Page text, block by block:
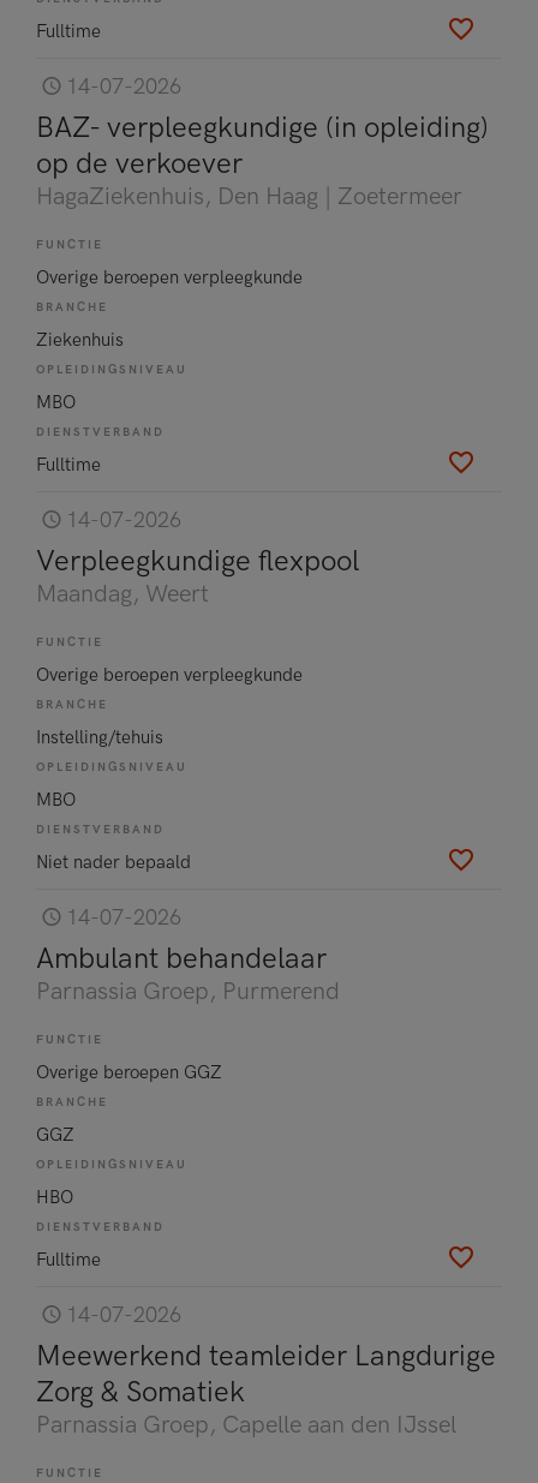
Fulltime
14-07-2026
BAZ- verpleegkundige (in opleiding)
op de verkoever
HagaZiekenhuis, Den Haag | Zoetermeer
FUNCTIE
Overige beroepen verpleegkunde
BRANCHE
Ziekenhuis
OPLEIDINGSNIVEAU
MBO
DIENSTVERBAND
Fulltime
14-07-2026
Verpleegkundige flexpool
Maandag, Weert
FUNCTIE
Overige beroepen verpleegkunde
BRANCHE
Instelling/tehuis
OPLEIDINGSNIVEAU
MBO
DIENSTVERBAND
Niet nader bepaald
14-07-2026
Ambulant behandelaar
Parnassia Groep, Purmerend
FUNCTIE
Overige beroepen GGZ
BRANCHE
GGZ
OPLEIDINGSNIVEAU
HBO
DIENSTVERBAND
Fulltime
14-07-2026
Meewerkend teamleider Langdurige
Zorg & Somatiek
Parnassia Groep, Capelle aan den IJssel
FUNCTIE